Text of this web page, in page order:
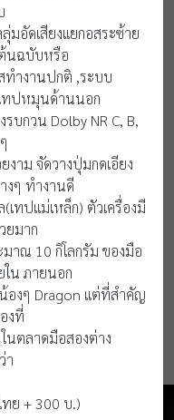
มอัดเสียงแยกอสระซ้าย
ต้นฉบับหรือ
ทำงานปกติ ,ระบบ
ทปหมุนด้านนอก
บกวน Dolby NR C, B,
าม จัดวางปุ่มกดเอียง
งๆ ทำงานดี
เทปแม่เหล็ก) ตัวเครื่องมี
ยมาก
าณ 10 กิโลกรัม ของมือ
ใน ภายนอก
น้องๆ Dragon แต่ที่สำคัญ
งที่
นตลาดมือสองต่าง
า
ย + 300 บ.)